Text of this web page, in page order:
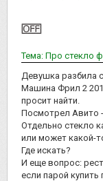
Тема: Про стекло
Девушка разбила
Машина Фрил 2
просит найти.
Посмотрел Авито
Отдельно стекло
или может какой-
Где искать?
И еще вопрос:
если парой купить